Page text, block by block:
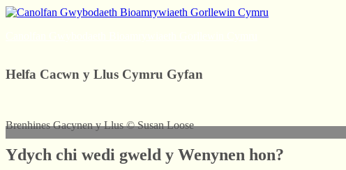
Helfa Cacwn y Llus Cymru Gyfan
Brenhines Gacynen y Llus © Susan Loose
Ydych chi wedi gweld y Wenynen hon?